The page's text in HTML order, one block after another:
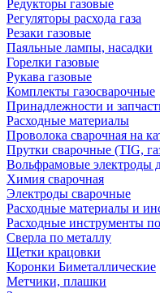
Редукторы газовые
Регуляторы расхода газа
Резаки газовые
Паяльные лампы, насадки
Горелки газовые
Рукава газовые
Комплекты газосварочные
Принадлежности и
Расходные материалы
Проволока сварочная на
Прутки сварочные (TIG,
Вольфрамовые электроды
Химия сварочная
Электроды сварочные
Расходные материалы и
Расходные инструменты
Сверла по металлу
Щетки крацовки
Коронки Биметаллические
Метчики, плашки